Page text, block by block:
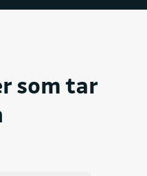
som tar